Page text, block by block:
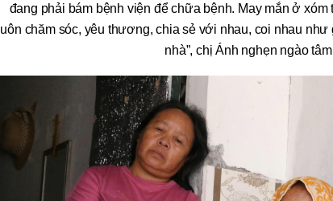
đang phải bám bệnh viện để chữa bệnh. May mắn ở
luôn chăm sóc, yêu thương, chia sẻ với nhau, coi nhau
nhà”, chị Ánh nghẹn ngào